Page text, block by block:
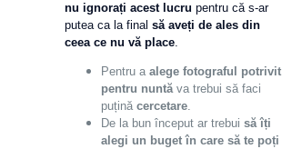
nu ignorați acest lucru pentru că s-ar
putea ca la final să aveți de ales din
ceea ce nu vă place.
Pentru a alege fotograful potrivit
pentru nuntăva trebui să faci
puțină cercetare.
De la bun început ar trebui să îți
alegi un buget în care să te poți